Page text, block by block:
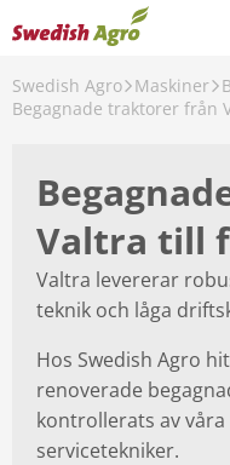
Swedish Agro Maskiner
Begagnade traktorer från
Valtra till
Valtra levererar
teknik och låga
Hos Swedish Agro
renoverade
kontrollerats av
servicetekniker.